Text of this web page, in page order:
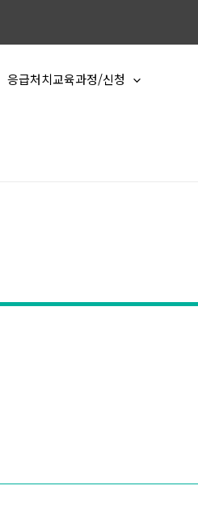
응급처치교육과정/신청